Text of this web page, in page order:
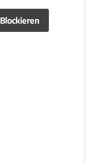
Blockieren